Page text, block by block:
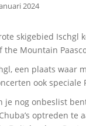
2024
skigebied Ischgl
the Mountain
een plaats waar
ook speciale
je nog onbeslist
optreden te